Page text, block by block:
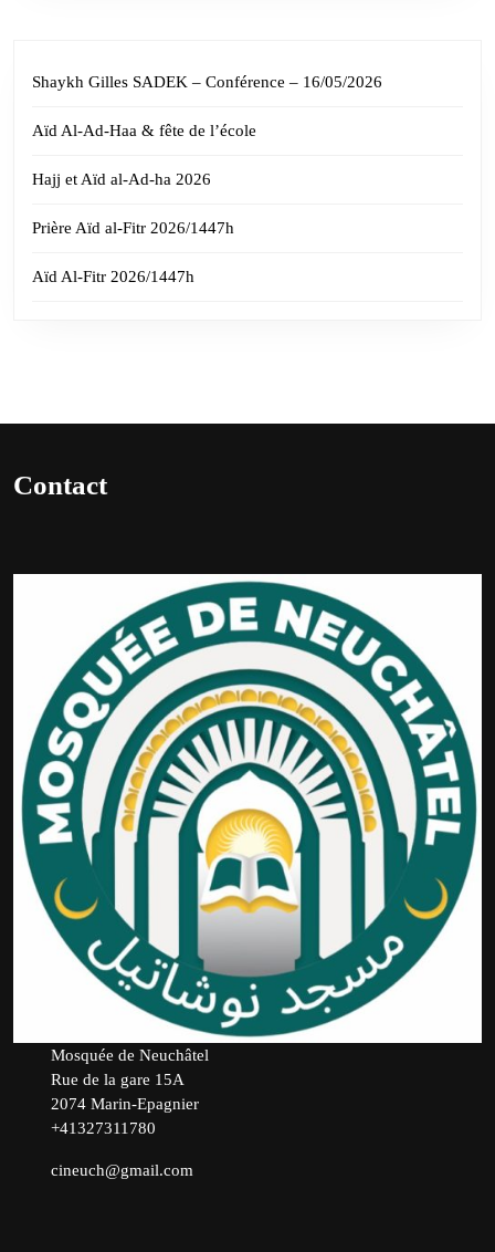
Shaykh Gilles SADEK – Conférence – 16/05/2026
Aïd Al-Ad-Haa & fête de l’école
Hajj et Aïd al-Ad-ha 2026
Prière Aïd al-Fitr 2026/1447h
Aïd Al-Fitr 2026/1447h
Contact
Mosquée de Neuchâtel
Rue de la gare 15A
2074 Marin-Epagnier
+41327311780
cineuch@gmail.com